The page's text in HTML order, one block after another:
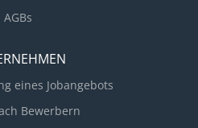
AGBs
eines Jobangebots
Bewerbern